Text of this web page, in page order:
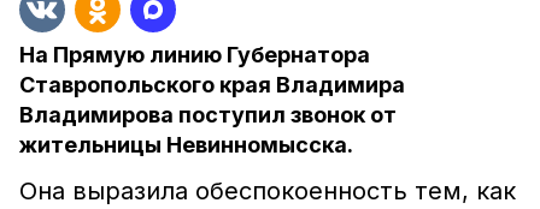
На Прямую линию Губернатора
Ставропольского края Владимира
Владимирова поступил звонок от
жительницы Невинномысска.
Она выразила обеспокоенность тем, как